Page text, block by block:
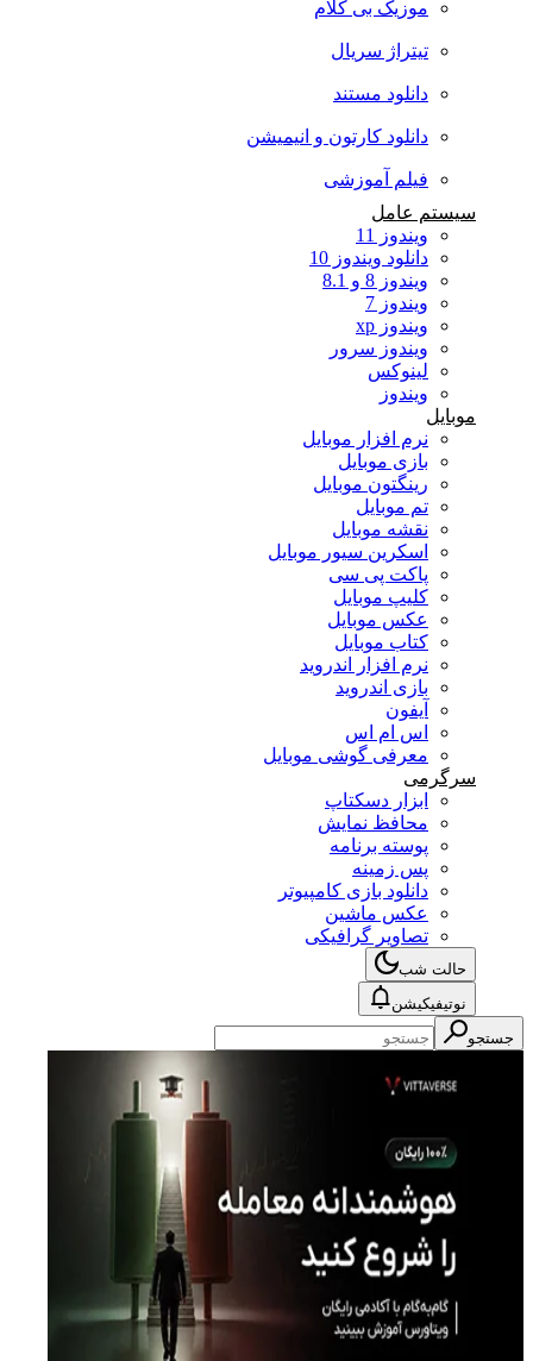
موزیک بی کلام
تیتراژ سریال
دانلود مستند
دانلود کارتون و انیمیشن
فیلم آموزشی
سیستم عامل
ویندوز 11
دانلود ویندوز 10
ویندوز 8 و 8.1
ویندوز 7
ویندوز xp
ویندوز سرور
لینوکس
ویندوز
موبایل
نرم افزار موبایل
بازی موبایل
رینگتون موبایل
تم موبایل
نقشه موبایل
اسکرین سیور موبایل
پاکت پی سی
کلیپ موبایل
عکس موبایل
کتاب موبایل
نرم افزار اندروید
بازی اندروید
آیفون
اس ام اس
معرفی گوشی موبایل
سرگرمی
ابزار دسکتاپ
محافظ نمایش
پوسته برنامه
پس زمینه
دانلود بازی کامپیوتر
عکس ماشین
تصاویر گرافیکی
حالت شب
نوتیفیکیشن
جستجو